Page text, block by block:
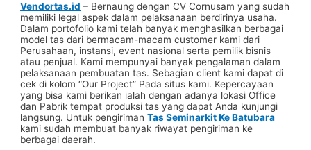
Vendortas.id – Bernaung dengan CV Cornusam yang sudah
memiliki legal aspek dalam pelaksanaan berdirinya usaha.
Dalam portofolio kami telah banyak menghasilkan berbagai
model tas dari bermacam-macam customer kami dari
Perusahaan, instansi, event nasional serta pemilik bisnis
atau penjual. Kami mempunyai banyak pengalaman dalam
pelaksanaan pembuatan tas. Sebagian client kami dapat di
cek di kolom “Our Project” Pada situs kami. Kepercayaan
yang bisa kami berikan ialah dengan adanya lokasi Office
dan Pabrik tempat produksi tas yang dapat Anda kunjungi
langsung. Untuk pengirimanTas Seminarkit Ke Batubara
kami sudah membuat banyak riwayat pengiriman ke
berbagai daerah.